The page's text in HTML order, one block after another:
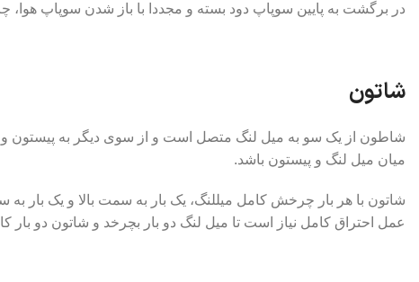
در برگشت به پایین سوپاپ دود بسته و مجددا با باز شدن سوپاپ هوا،
شاتون
شاطون از یک سو به میل لنگ متصل است و از سوی دیگر به پیستون
میان میل لنگ و پیستون باشد.
شاتون با هر بار چرخش کامل میللنگ، یک بار به سمت بالا و یک بار به
عمل احتراق کامل نیاز است تا میل لنگ دو بار بچرخد و شاتون دو بار